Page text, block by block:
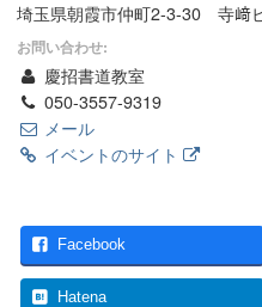
埼玉県朝霞市仲町2-3-30 寺﨑
お問い合わせ:
慶招書道教室
050-3557-9319
メール
イベントのサイト
Facebook
Hatena